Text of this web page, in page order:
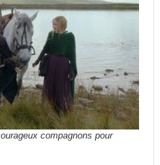
compagnons pour